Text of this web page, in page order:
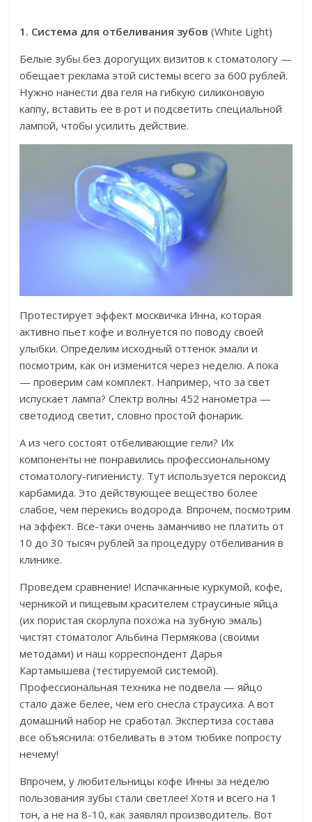
1. Система для отбеливания зубов(White Light)
Белые зубы без дорогущих визитов к стоматологу —
обещает реклама этой системы всего за 600 рублей.
Нужно нанести два геля на гибкую силиконовую
каппу, вставить ее в рот и подсветить специальной
лампой, чтобы усилить действие.
Протестирует эффект москвичка Инна, которая
активно пьет кофе и волнуется по поводу своей
улыбки. Определим исходный оттенок эмали и
посмотрим, как он изменится через неделю. А пока
— проверим сам комплект. Например, что за свет
испускает лампа? Спектр волны 452 нанометра —
светодиод светит, словно простой фонарик.
А из чего состоят отбеливающие гели? Их
компоненты не понравились профессиональному
стоматологу-гигиенисту. Тут используется пероксид
карбамида. Это действующее вещество более
слабое, чем перекись водорода. Впрочем, посмотрим
на эффект. Все-таки очень заманчиво не платить от
10 до 30 тысяч рублей за процедуру отбеливания в
клинике.
Проведем сравнение! Испачканные куркумой, кофе,
черникой и пищевым красителем страусиные яйца
(их пористая скорлупа похожа на зубную эмаль)
чистят стоматолог Альбина Пермякова (своими
методами) и наш корреспондент Дарья
Картамышева (тестируемой системой).
Профессиональная техника не подвела — яйцо
стало даже белее, чем его снесла страусиха. А вот
домашний набор не сработал. Экспертиза состава
все объяснила: отбеливать в этом тюбике попросту
нечему!
Впрочем, у любительницы кофе Инны за неделю
пользования зубы стали светлее! Хотя и всего на 1
тон, а не на 8-10, как заявлял производитель. Вот